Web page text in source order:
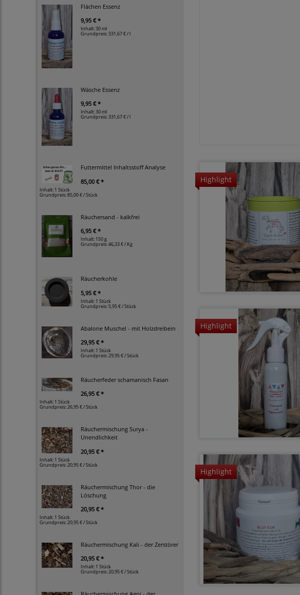
Flächen Essenz
9,95 € *
Inhalt: 30 ml
Grundpreis:331,67 € / l
Wäsche Essenz
9,95 € *
Inhalt: 30 ml
Grundpreis:331,67 € / l
Futtermittel Inhaltsstoff Analyse
85,00 € *
Inhalt: 1 Stück
Grundpreis:85,00 € / Stück
Räuchersand - kalkfrei
6,95 € *
Inhalt: 150 g
Grundpreis:46,33 € / Kg
Räucherkohle
5,95 € *
Inhalt: 1 Stück
Grundpreis:5,95 € / Stück
Abalone Muschel - mit Holzdreibein
29,95 € *
Inhalt: 1 Stück
Grundpreis:29,95 € / Stück
Räucherfeder schamanisch Fasan
26,95 € *
Inhalt: 1 Stück
Grundpreis:26,95 € / Stück
Räuchermischung Surya -
Unendlichkeit
20,95 € *
Inhalt: 1 Stück
Grundpreis: 20,95 € / Stück
Räuchermischung Thor - die
Löschung
20,95 € *
Inhalt: 1 Stück
Grundpreis:20,95 € / Stück
Räuchermischung Kali - der Zerstörer
20,95 € *
Inhalt: 1 Stück
Grundpreis:20,95 € / Stück
Highlight
Highlight
Highlight